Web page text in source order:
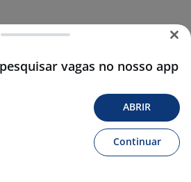
vagas no nosso app
ABRIR
Continuar